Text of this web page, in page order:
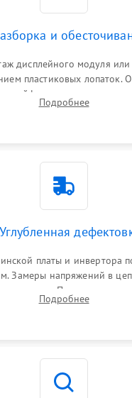
проводов
повреждения
(если
1500 ₽
1000 ₽
1500 ₽
и
дисплейного модуля
пластиковых лопаток.
шлейфов матрицы и
охлаждения от
Подробнее
платы и инвертора
Замеры напряжений в
Проверка
памяти с помощью
Подробнее